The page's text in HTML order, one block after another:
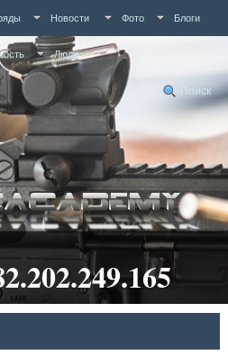
Новости Фото Блоги
Люди
Поиск